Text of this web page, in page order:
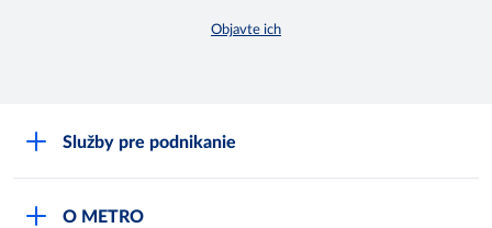
Objavte ich
Služby pre podnikanie
O METRO